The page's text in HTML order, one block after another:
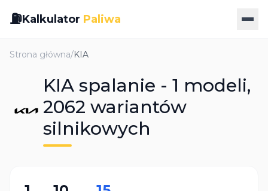
⛽Kalkulator Paliwa
Strona główna/KIA
KIA spalanie - 1 modeli,
2062 wariantów
silnikowych